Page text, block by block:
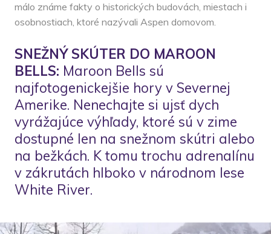
málo známe fakty o historických budovách, miestach i
osobnostiach, ktoré nazývali Aspen domovom.
SNEŽNÝ SKÚTER DO MAROON
BELLS: Maroon Bells sú
najfotogenickejšie hory v Severnej
Amerike. Nenechajte si ujsť dych
vyrážajúce výhľady, ktoré sú v zime
dostupné len na snežnom skútri alebo
na bežkách. K tomu trochu adrenalínu
v zákrutách hlboko v národnom lese
White River.